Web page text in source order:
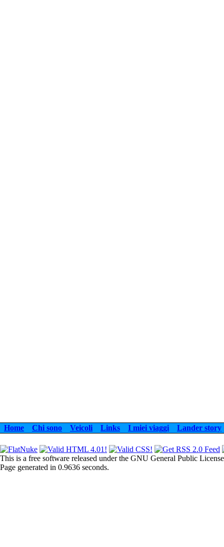
Home Chi sono Veicoli Links I miei viaggi Lander story
This is a free software released under the GNU General Public
Page generated in 0.9636 seconds.